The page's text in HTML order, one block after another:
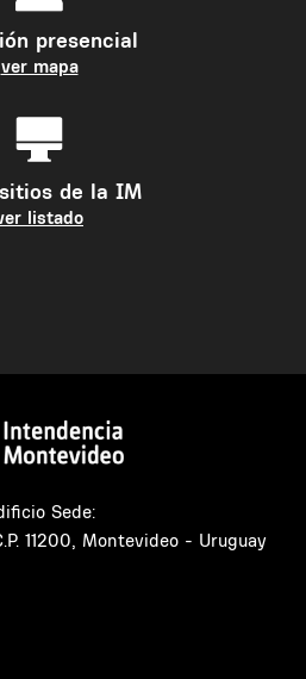
presencial
ver mapa
de la IM
listado
Sede:
11200, Montevideo - Uruguay